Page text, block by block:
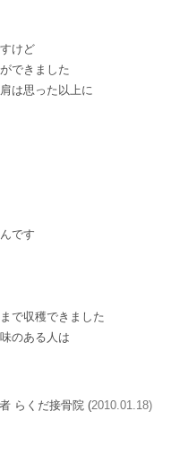
けど
できました
は思った以上に
です
で収穫できました
のある人は
らくだ接骨院 (2010.01.18)